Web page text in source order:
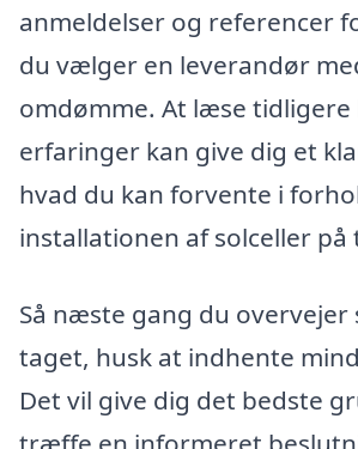
anmeldelser og referencer
du vælger en leverandør
omdømme. At læse tidligere
erfaringer kan give dig et
hvad du kan forvente i
installationen af solceller på
Så næste gang du overvejer
taget, husk at indhente
Det vil give dig det bedste